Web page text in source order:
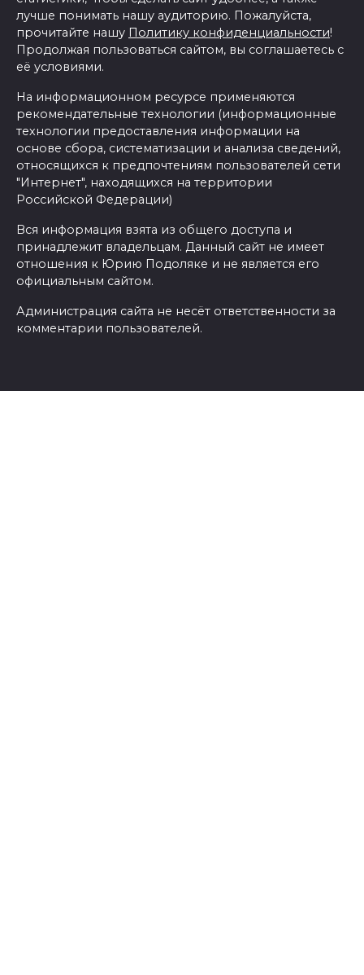
лучше понимать нашу аудиторию. Пожалуйста,
прочитайте нашу Политику конфиденциальности!
Продолжая пользоваться сайтом, вы соглашаетесь с
её условиями.
На информационном ресурсе применяются
рекомендательные технологии (информационные
технологии предоставления информации на
основе сбора, систематизации и анализа сведений,
относящихся к предпочтениям пользователей сети
"Интернет", находящихся на территории
Российской Федерации)
Вся информация взята из общего доступа и
принадлежит владельцам. Данный сайт не имеет
отношения к Юрию Подоляке и не является его
официальным сайтом.
Администрация сайта не несёт ответственности за
комментарии пользователей.